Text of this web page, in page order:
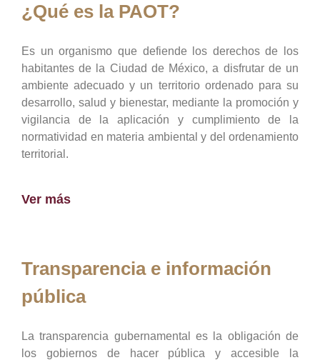
¿Qué es la PAOT?
Es un organismo que defiende los derechos de los
habitantes de la Ciudad de México, a disfrutar de un
ambiente adecuado y un territorio ordenado para su
desarrollo, salud y bienestar, mediante la promoción y
vigilancia de la aplicación y cumplimiento de la
normatividad en materia ambiental y del ordenamiento
territorial.
Ver más
Transparencia e información
pública
La transparencia gubernamental es la obligación de
los gobiernos de hacer pública y accesible la